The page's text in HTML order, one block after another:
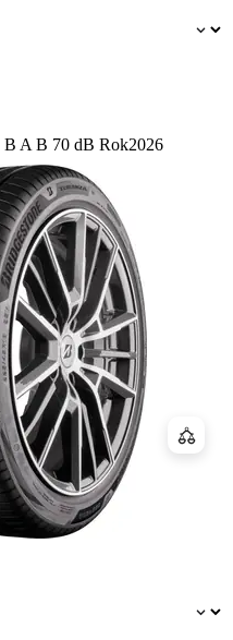
Etykieta:
B A B 70 dB Rok2026